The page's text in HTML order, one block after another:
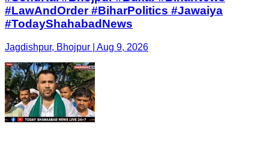
#LawAndOrder #BiharPolitics #Jawaiya
#TodayShahabadNews
Jagdishpur, Bhojpur | Aug 9, 2026